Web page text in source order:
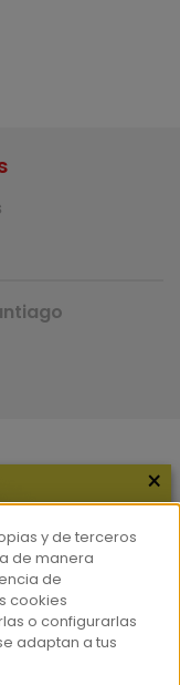
×
y de terceros
de manera
de
cookies
o configurarlas
adaptan a tus